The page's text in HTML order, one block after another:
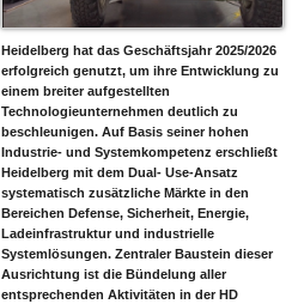
Heidelberg hat das Geschäftsjahr 2025/2026
erfolgreich genutzt, um ihre Entwicklung zu
einem breiter aufgestellten
Technologieunternehmen deutlich zu
beschleunigen. Auf Basis seiner hohen
Industrie- und Systemkompetenz erschließt
Heidelberg mit dem Dual- Use-Ansatz
systematisch zusätzliche Märkte in den
Bereichen Defense, Sicherheit, Energie,
Ladeinfrastruktur und industrielle
Systemlösungen. Zentraler Baustein dieser
Ausrichtung ist die Bündelung aller
entsprechenden Aktivitäten in der HD